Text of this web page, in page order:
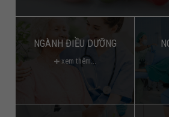
NGÀNH ĐIỀU DƯỠNG
xem thêm...